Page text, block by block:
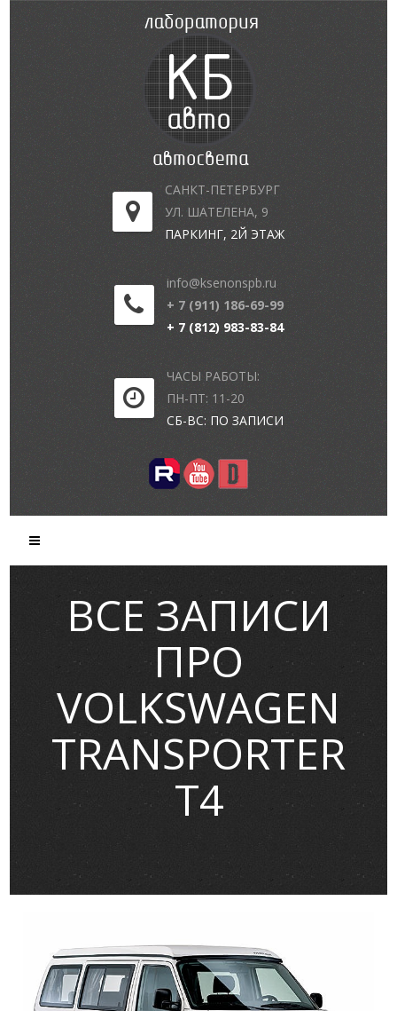
САНКТ-ПЕТЕРБУРГ
УЛ. ШАТЕЛЕНА, 9
ПАРКИНГ, 2Й ЭТАЖ
info@ksenonspb.ru
+ 7 (911) 186-69-99
+ 7 (812) 983-83-84
ЧАСЫ РАБОТЫ:
ПН-ПТ: 11-20
СБ-ВС: ПО ЗАПИСИ
ВСЕ ЗАПИСИ
ПРО
VOLKSWAGEN
TRANSPORTER
T4